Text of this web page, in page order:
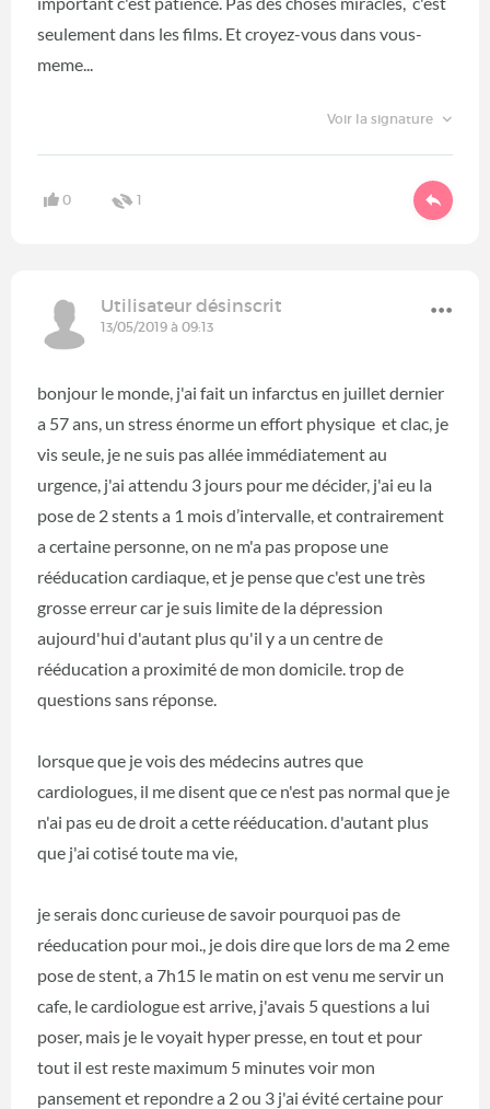
seulement dans les films. Et croyez-vous dans vous-
meme...
Voir la signature
0 1
Utilisateur désinscrit
13/05/2019 à 09:13
bonjour le monde, j'ai fait un infarctus en juillet dernier
a 57 ans, un stress énorme un effort physique et clac, je
vis seule, je ne suis pas allée immédiatement au
urgence, j'ai attendu 3 jours pour me décider, j'ai eu la
pose de 2 stents a 1 mois d’intervalle, et contrairement
a certaine personne, on ne m'a pas propose une
rééducation cardiaque, et je pense que c'est une très
grosse erreur car je suis limite de la dépression
aujourd'hui d'autant plus qu'il y a un centre de
rééducation a proximité de mon domicile. trop de
questions sans réponse.
lorsque que je vois des médecins autres que
cardiologues, il me disent que ce n'est pas normal que je
n'ai pas eu de droit a cette rééducation. d'autant plus
que j'ai cotisé toute ma vie,
je serais donc curieuse de savoir pourquoi pas de
réeducation pour moi., je dois dire que lors de ma 2 eme
pose de stent, a 7h15 le matin on est venu me servir un
cafe, le cardiologue est arrive, j'avais 5 questions a lui
poser, mais je le voyait hyper presse, en tout et pour
tout il est reste maximum 5 minutes voir mon
pansement et repondre a 2 ou 3 j'ai évité certaine pour